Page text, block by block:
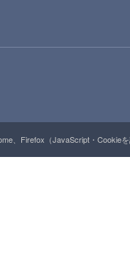
、Firefox（JavaScript・Cookie